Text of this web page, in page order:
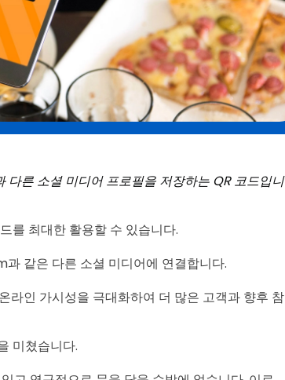
른 소셜 미디어 프로필을 저장하는 QR 코드입니
를 최대한 활용할 수 있습니다.
같은 다른 소셜 미디어에 연결합니다.
라인 가시성을 극대화하여 더 많은 고객과 향후 참
미쳤습니다.